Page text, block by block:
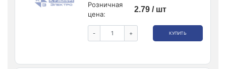
Розничная
цена:
2.79 / шт
- + КУПИТЬ